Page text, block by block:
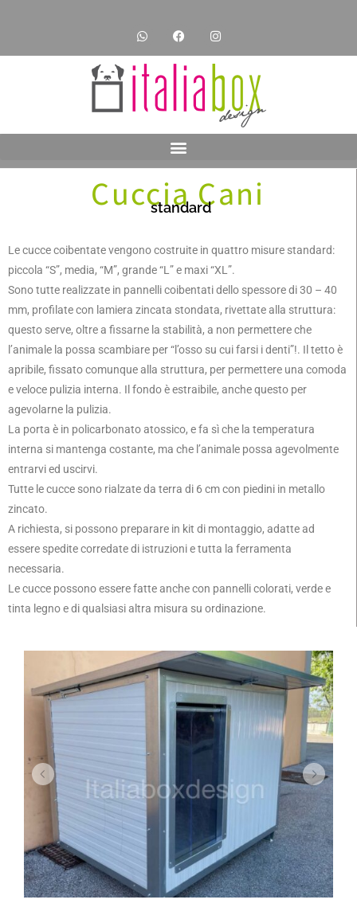
Cuccia Cani
standard
Le cucce coibentate vengono costruite in quattro misure standard:
piccola “S”, media, “M”, grande “L” e maxi “XL”.
Sono tutte realizzate in pannelli coibentati dello spessore di 30 – 40
mm, profilate con lamiera zincata stondata, rivettate alla struttura:
questo serve, oltre a fissarne la stabilità, a non permettere che
l’animale la possa scambiare per “l’osso su cui farsi i denti”!. Il tetto è
apribile, fissato comunque alla struttura, per permettere una comoda
e veloce pulizia interna. Il fondo è estraibile, anche questo per
agevolarne la pulizia.
La porta è in policarbonato atossico, e fa sì che la temperatura
interna si mantenga costante, ma che l’animale possa agevolmente
entrarvi ed uscirvi.
Tutte le cucce sono rialzate da terra di 6 cm con piedini in metallo
zincato.
A richiesta, si possono preparare in kit di montaggio, adatte ad
essere spedite corredate di istruzioni e tutta la ferramenta
necessaria.
Le cucce possono essere fatte anche con pannelli colorati, verde e
tinta legno e di qualsiasi altra misura su ordinazione.